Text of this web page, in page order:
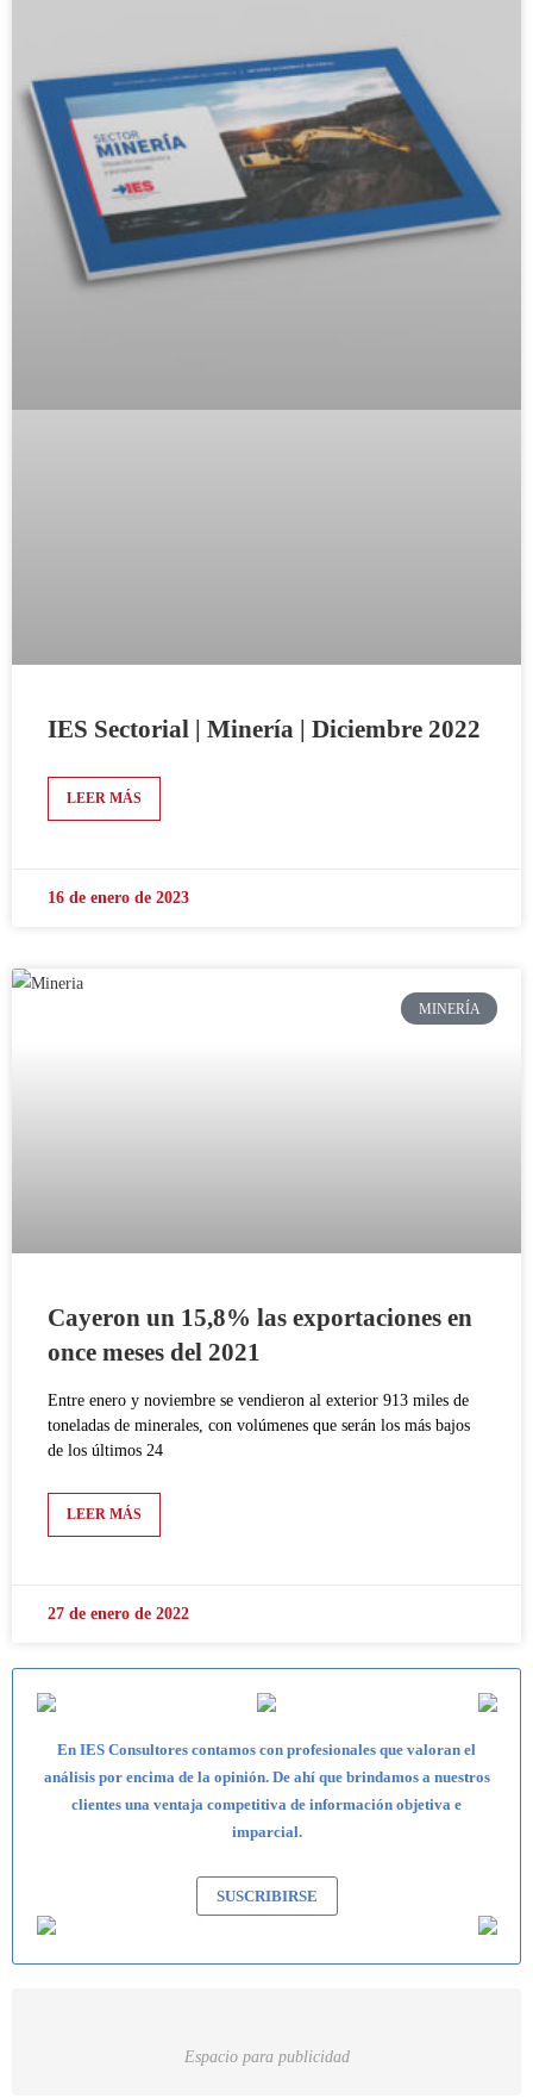
IES Sectorial | Minería | Diciembre 2022
LEER MÁS
16 de enero de 2023
MINERÍA
Cayeron un 15,8% las exportaciones en
once meses del 2021
Entre enero y noviembre se vendieron al exterior 913 miles de
toneladas de minerales, con volúmenes que serán los más bajos
de los últimos 24
LEER MÁS
27 de enero de 2022
En IES Consultores contamos con profesionales que valoran el
análisis por encima de la opinión. De ahí que brindamos a nuestros
clientes una ventaja competitiva de información objetiva e
imparcial.
SUSCRIBIRSE
Espacio para publicidad